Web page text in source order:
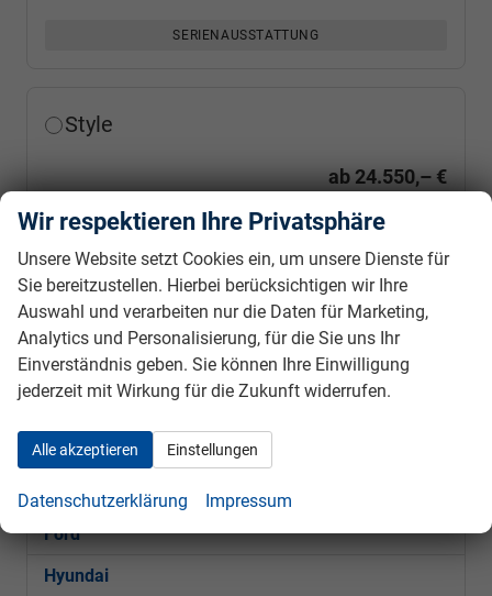
SERIENAUSSTATTUNG
Style
ab24.550,– €
SERIENAUSSTATTUNG
Fahrzeugnr.
Geparkte Fahrzeuge (
BMW
Cupra
Ford
Hyundai
Wir respektieren Ihre Privatsphäre
Unsere Website setzt Cookies ein, um unsere Dienste für
Sie bereitzustellen. Hierbei berücksichtigen wir Ihre
Auswahl und verarbeiten nur die Daten für Marketing,
Analytics und Personalisierung, für die Sie uns Ihr
Einverständnis geben. Sie können Ihre Einwilligung
jederzeit mit Wirkung für die Zukunft widerrufen.
Alle akzeptieren Einstellungen
Datenschutzerklärung Impressum